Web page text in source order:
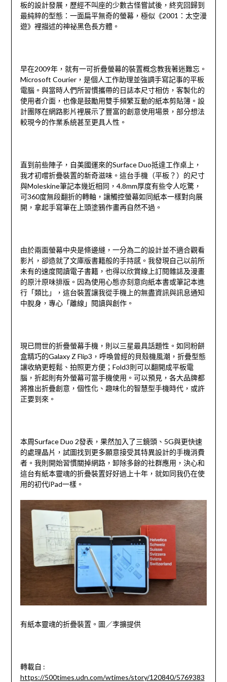
板的設計發展，歷經不叫座的少數古怪嘗試後，終究回歸到
最純粹的型態：一面扁平無奇的螢幕，極似《2001：太空漫
遊》裡描述的神祕黑色長方體。
早在2009年，就有一可折疊螢幕的裝置概念教我著迷難忘。
Microsoft Courier，是個人工作助理並強調手寫記事的平板
電腦。與當時人們所習慣攜帶的日誌本尺寸相仿，客製化的
使用者介面，也像是鼓勵用雙手頻繁互動的紙本剪貼簿。設
計團隊在網路影片裡展示了豐富的創意使用場景，部分想法
較現今的作業系統甚至更具人性。
直到前些陣子，自美國運來的Surface Duo抵達工作桌上，
我才初嚐折疊裝置的新奇滋味。這台手機（平板？）的尺寸
與Moleskine筆記本幾近相同，4.8mm厚度有些令人吃驚，
可360度無段翻折的轉軸，讓觸控螢幕如同紙本一樣對向展
開，拿起手寫筆在上頭塗鴉作畫再自然不過。
由於兩面螢幕中央是條邊縫，一分為二的設計並不適合觀看
影片，卻造就了文庫版書籍般的手持感。我發現自己以前所
未有的速度閱讀電子書籍，也得以欣賞線上訂閱雜誌及漫畫
的原汁原味排版。因為使用心態亦刻意向紙本書或筆記本進
行「類比」，這台裝置讓我從手機上的無盡資訊與訊息通知
中脫身，專心「離線」閱讀與創作。
現已問世的折疊螢幕手機，則以三星最具話題性。如同粉餅
盒精巧的Galaxy Z Flip3，呼喚曾經的貝殼機風潮，折疊型態
讓收納更輕鬆、拍照更方便；Fold3則可以翻開成平板電
腦，折起則有外螢幕可當手機使用。可以預見，各大品牌都
將推出折疊創意，個性化、趣味化的智慧型手機時代，或許
正要到來。
本周Surface Duo 2發表，果然加入了三鏡頭、5G與更快速
的處理晶片，試圖找到更多願意接受其特異設計的手機消費
者。我則開始習慣關掉網路，卸除多餘的社群應用，決心和
這台有紙本靈魂的折疊裝置好好過上十年，就如同我仍在使
用的初代iPad一樣。
有紙本靈魂的折疊裝置。圖／李擴提供
轉載自 :
https://500times.udn.com/wtimes/story/120840/5769383